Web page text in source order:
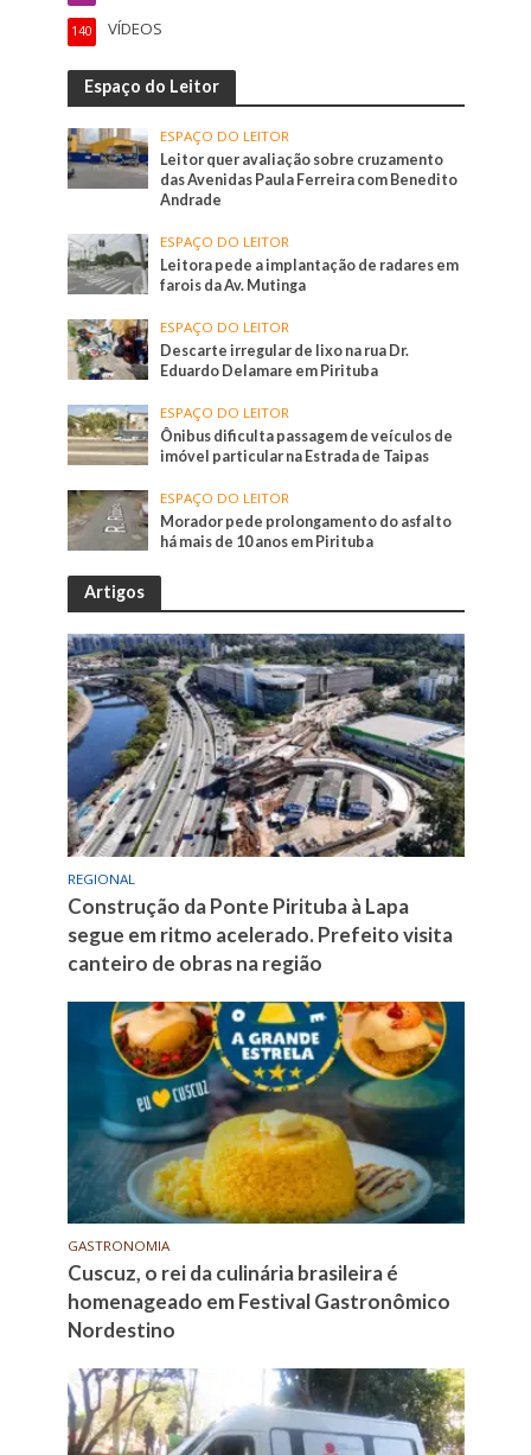
VÍDEOS
140
Espaço do Leitor
ESPAÇO DO LEITOR
Leitor quer avaliação sobre cruzamento
das Avenidas Paula Ferreira com Benedito
Andrade
ESPAÇO DO LEITOR
Leitora pede a implantação de radares em
farois da Av. Mutinga
ESPAÇO DO LEITOR
Descarte irregular de lixo na rua Dr.
Eduardo Delamare em Pirituba
ESPAÇO DO LEITOR
Ônibus dificulta passagem de veículos de
imóvel particular na Estrada de Taipas
ESPAÇO DO LEITOR
Morador pede prolongamento do asfalto
há mais de 10 anos em Pirituba
Artigos
REGIONAL
Construção da Ponte Pirituba à Lapa
segue em ritmo acelerado. Prefeito visita
canteiro de obras na região
GASTRONOMIA
Cuscuz, o rei da culinária brasileira é
homenageado em Festival Gastronômico
Nordestino